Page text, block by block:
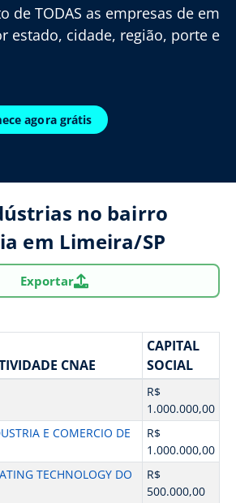
de TODAS as empresas de em
estado, cidade, região, porte e
agora grátis
no bairro
em Limeira/SP
Exportar
CNAE
CAPITAL
SOCIAL
R$
1.000.000,00
E COMERCIO DE
R$
1.000.000,00
TECHNOLOGY DO
R$
500.000,00